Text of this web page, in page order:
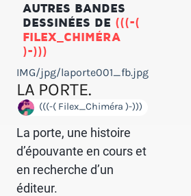
AUTRES BANDES
DESSINÉES DE (((-(
FILEX_CHIMÉRA
)-)))
IMG/jpg/laporte001_fb.jpg
LA PORTE.
(((-( Filex_Chiméra )-)))
La porte, une histoire
d’épouvante en cours et
en recherche d’un
éditeur.